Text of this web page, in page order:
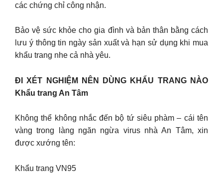
các chứng chỉ công nhận.
Bảo vệ sức khỏe cho gia đình và bản thân bằng cách
lưu ý thông tin ngày sản xuất và hạn sử dụng khi mua
khẩu trang nhe cả nhà yêu.
ĐI XÉT NGHIỆM NÊN DÙNG KHẨU TRANG NÀO
Khẩu trang An Tâm
Không thể không nhắc đến bộ tứ siêu phàm – cái tên
vàng trong làng ngăn ngừa virus nhà An Tâm, xin
được xướng tên:
Khẩu trang VN95